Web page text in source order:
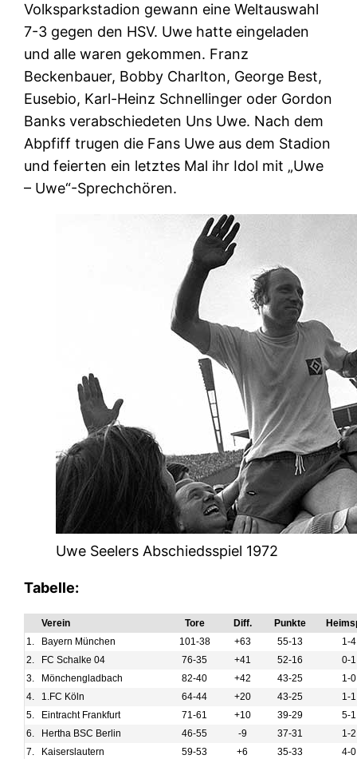
Volksparkstadion gewann eine Weltauswahl
7-3 gegen den HSV. Uwe hatte eingeladen
und alle waren gekommen. Franz
Beckenbauer, Bobby Charlton, George Best,
Eusebio, Karl-Heinz Schnellinger oder Gordon
Banks verabschiedeten Uns Uwe. Nach dem
Abpfiff trugen die Fans Uwe aus dem Stadion
und feierten ein letztes Mal ihr Idol mit „Uwe
– Uwe“-Sprechchören.
Uwe Seelers Abschiedsspiel 1972
Tabelle:
Verein Tore Diff. Punkte
1.
Bayern München 101-38 +63 55-13
1-4
2.
FC Schalke 04 76-35 +41 52-16
0-1
3.
Mönchengladbach 82-40 +42 43-25
1-0
4.
1.FC Köln 64-44 +20 43-25
1-1
5.
Eintracht Frankfurt 71-61 +10 39-29
5-1
6.
Hertha BSC Berlin 46-55 -9 37-31
1-2
7.
Kaiserslautern 59-53 +6 35-33
4-0